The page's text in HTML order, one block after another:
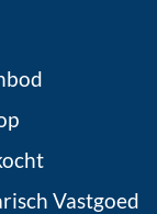
Vastgoed